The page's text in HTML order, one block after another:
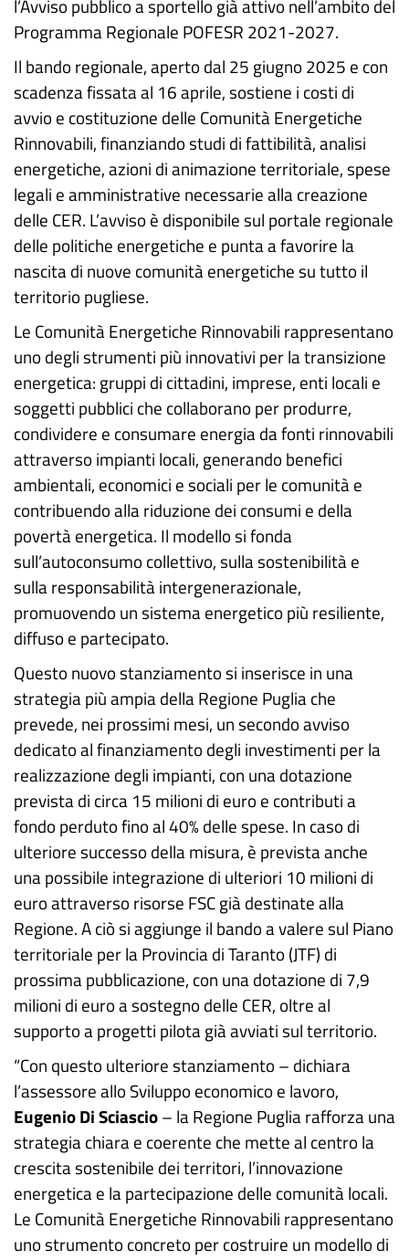
l’Avviso pubblico a sportello già attivo nell’ambito del
Programma Regionale POFESR 2021-2027.
Il bando regionale, aperto dal 25 giugno 2025 e con
scadenza fissata al 16 aprile, sostiene i costi di
avvio e costituzione delle Comunità Energetiche
Rinnovabili, finanziando studi di fattibilità, analisi
energetiche, azioni di animazione territoriale, spese
legali e amministrative necessarie alla creazione
delle CER. L’avviso è disponibile sul portale regionale
delle politiche energetiche e punta a favorire la
nascita di nuove comunità energetiche su tutto il
territorio pugliese.
Le Comunità Energetiche Rinnovabili rappresentano
uno degli strumenti più innovativi per la transizione
energetica: gruppi di cittadini, imprese, enti locali e
soggetti pubblici che collaborano per produrre,
condividere e consumare energia da fonti rinnovabili
attraverso impianti locali, generando benefici
ambientali, economici e sociali per le comunità e
contribuendo alla riduzione dei consumi e della
povertà energetica. Il modello si fonda
sull’autoconsumo collettivo, sulla sostenibilità e
sulla responsabilità intergenerazionale,
promuovendo un sistema energetico più resiliente,
diffuso e partecipato.
Questo nuovo stanziamento si inserisce in una
strategia più ampia della Regione Puglia che
prevede, nei prossimi mesi, un secondo avviso
dedicato al finanziamento degli investimenti per la
realizzazione degli impianti, con una dotazione
prevista di circa 15 milioni di euro e contributi a
fondo perduto fino al 40% delle spese. In caso di
ulteriore successo della misura, è prevista anche
una possibile integrazione di ulteriori 10 milioni di
euro attraverso risorse FSC già destinate alla
Regione. A ciò si aggiunge il bando a valere sul Piano
territoriale per la Provincia di Taranto (JTF) di
prossima pubblicazione, con una dotazione di 7,9
milioni di euro a sostegno delle CER, oltre al
supporto a progetti pilota già avviati sul territorio.
“Con questo ulteriore stanziamento – dichiara
l’assessore allo Sviluppo economico e lavoro,
Eugenio Di Sciascio– la Regione Puglia rafforza una
strategia chiara e coerente che mette al centro la
crescita sostenibile dei territori, l’innovazione
energetica e la partecipazione delle comunità locali.
Le Comunità Energetiche Rinnovabili rappresentano
uno strumento concreto per costruire un modello di